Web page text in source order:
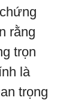
rằng
trọn
là
trọng